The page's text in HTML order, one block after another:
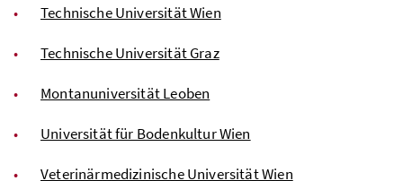
Technische Universität Wien
Technische Universität Graz
Montanuniversität Leoben
Universität für Bodenkultur Wien
Veterinärmedizinische Universität Wien